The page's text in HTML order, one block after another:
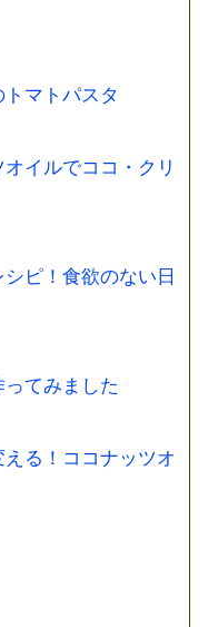
マトパスタ
イルでココ・クリ
ピ！食欲のない日
てみました
る！ココナッツオ